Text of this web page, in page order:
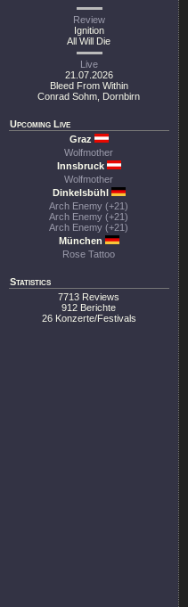
Review
Ignition
All Will Die
Live
21.07.2026
Bleed From Within
Conrad Sohm, Dornbirn
Upcoming Live
Graz
Wolfmother
Innsbruck
Wolfmother
Dinkelsbühl
Arch Enemy (+21)
Arch Enemy (+21)
Arch Enemy (+21)
München
Rose Tattoo
Statistics
7713 Reviews
912 Berichte
26 Konzerte/Festivals